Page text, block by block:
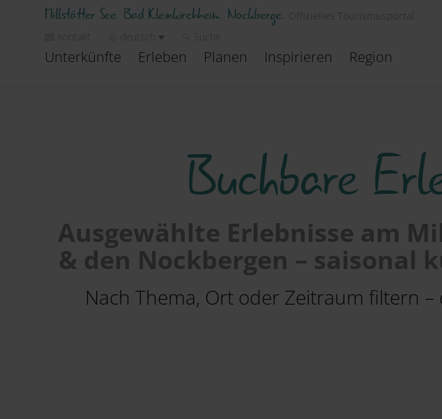
Millstätter See. Bad Kleinkirchheim. Nockberge.
Unterkünfte Erleben Planen Inspirieren Region
Buchbare
Ausgewählte Erlebnisse am
& den Nockbergen –
Nach Thema, Ort oder Zeitraum filtern